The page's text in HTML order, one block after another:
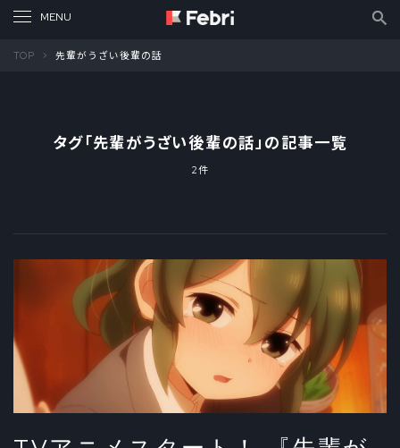
TOP 先輩がうざい後輩の話
タグ「先輩がうざい後輩の話」の記事一覧
2件